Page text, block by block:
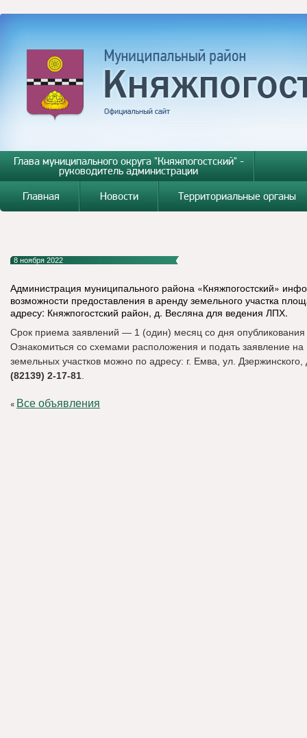
Глава муниципального округа "Княжпогостский" -
руководитель администрации
Главная
Новости Территориальные органы
8 ноября 2022
Администрация муниципального района «Княжпогостский»
возможности предоставления в аренду земельного участка
адресу: Княжпогостский район, д. Весляна для ведения ЛПХ.
Срок приема заявлений — 1 (один) месяц со дня
Ознакомиться со схемами расположения и подать заявление на
земельных участков можно по адресу: г. Емва, ул. Дзержинского,
(82139) 2-17-81
« Все объявления